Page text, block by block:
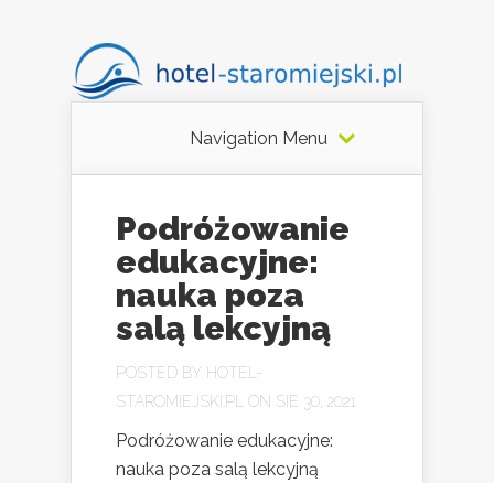
Navigation Menu
Podróżowanie
edukacyjne:
nauka poza
salą lekcyjną
POSTED BY HOTEL-
STAROMIEJSKI.PL
ON SIE 30, 2021
Podróżowanie edukacyjne:
nauka poza salą lekcyjną